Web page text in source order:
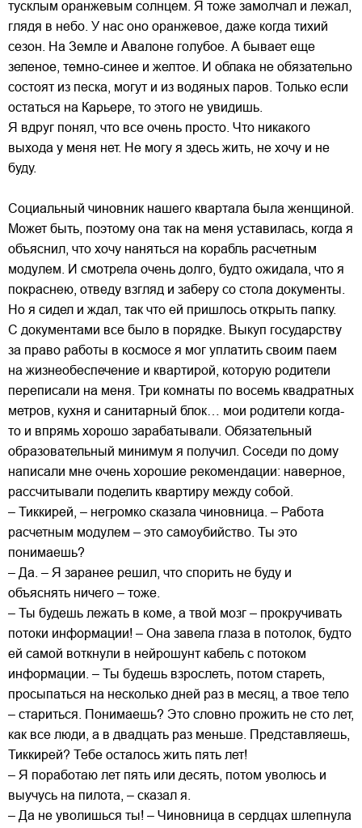
тусклым оранжевым солнцем. Я тоже замолчал и лежал,
глядя в небо. У нас оно оранжевое, даже когда тихий
сезон. На Земле и Авалоне голубое. А бывает еще
зеленое, темно-синее и желтое. И облака не обязательно
состоят из песка, могут и из водяных паров. Только если
остаться на Карьере, то этого не увидишь.
Я вдруг понял, что все очень просто. Что никакого
выхода у меня нет. Не могу я здесь жить, не хочу и не
буду.
Социальный чиновник нашего квартала была женщиной.
Может быть, поэтому она так на меня уставилась, когда я
объяснил, что хочу наняться на корабль расчетным
модулем. И смотрела очень долго, будто ожидала, что я
покраснею, отведу взгляд и заберу со стола документы.
Но я сидел и ждал, так что ей пришлось открыть папку.
С документами все было в порядке. Выкуп государству
за право работы в космосе я мог уплатить своим паем
на жизнеобеспечение и квартирой, которую родители
переписали на меня. Три комнаты по восемь квадратных
метров, кухня и санитарный блок… мои родители когда-
то и впрямь хорошо зарабатывали. Обязательный
образовательный минимум я получил. Соседи по дому
написали мне очень хорошие рекомендации: наверное,
рассчитывали поделить квартиру между собой.
– Тиккирей, – негромко сказала чиновница. – Работа
расчетным модулем – это самоубийство. Ты это
понимаешь?
– Да. – Я заранее решил, что спорить не буду и
объяснять ничего – тоже.
– Ты будешь лежать в коме, а твой мозг – прокручивать
потоки информации! – Она завела глаза в потолок, будто
ей самой воткнули в нейрошунт кабель с потоком
информации. – Ты будешь взрослеть, потом стареть,
просыпаться на несколько дней раз в месяц, а твое тело
– стариться. Понимаешь? Это словно прожить не сто лет,
как все люди, а в двадцать раз меньше. Представляешь,
Тиккирей? Тебе осталось жить пять лет!
– Я поработаю лет пять или десять, потом уволюсь и
выучусь на пилота, – сказал я.
– Да не уволишься ты! – Чиновница в сердцах шлепнула